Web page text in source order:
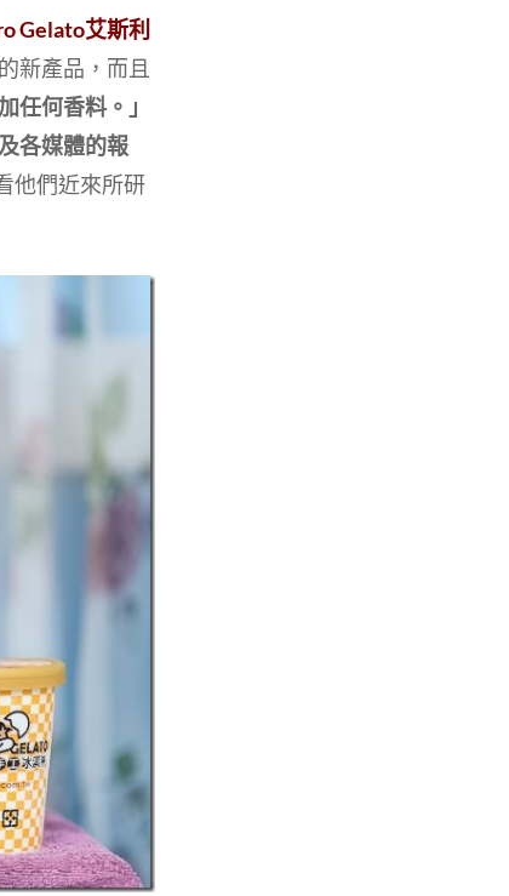
Gelato艾斯利
新產品，而且
任何香料。」
各媒體的報
他們近來所研